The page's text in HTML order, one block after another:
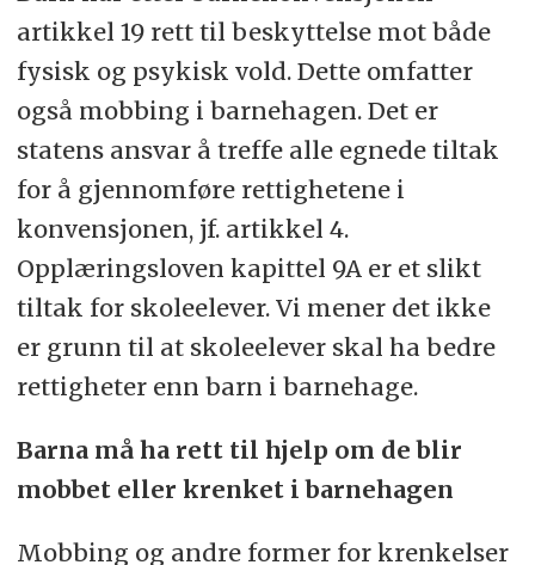
artikkel 19 rett til beskyttelse mot både
fysisk og psykisk vold. Dette omfatter
også mobbing i barnehagen. Det er
statens ansvar å treffe alle egnede tiltak
for å gjennomføre rettighetene i
konvensjonen, jf. artikkel 4.
Opplæringsloven kapittel 9A er et slikt
tiltak for skoleelever. Vi mener det ikke
er grunn til at skoleelever skal ha bedre
rettigheter enn barn i barnehage.
Barna må ha rett til hjelp om de blir
mobbet eller krenket i barnehagen
Mobbing og andre former for krenkelser